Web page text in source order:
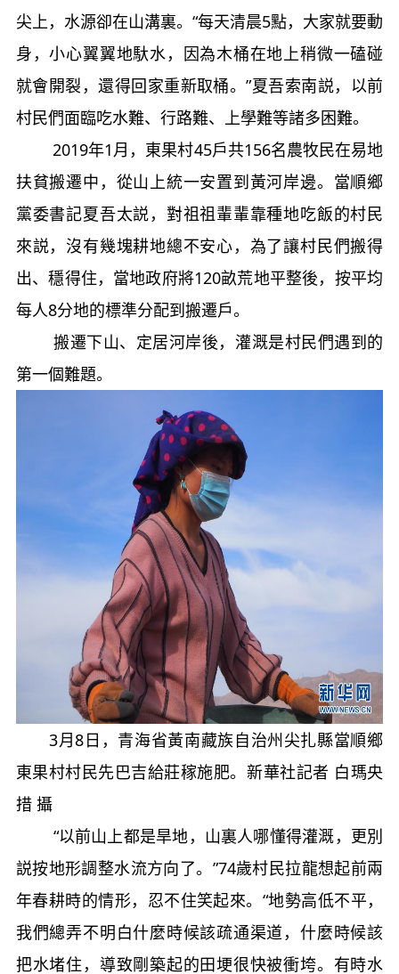
尖上，水源卻在山溝裏。“每天清晨5點，大家就要動
身，小心翼翼地馱水，因為木桶在地上稍微一磕碰
就會開裂，還得回家重新取桶。”夏吾索南説，以前
村民們面臨吃水難、行路難、上學難等諸多困難。
2019年1月，東果村45戶共156名農牧民在易地
扶貧搬遷中，從山上統一安置到黃河岸邊。當順鄉
黨委書記夏吾太説，對祖祖輩輩靠種地吃飯的村民
來説，沒有幾塊耕地總不安心，為了讓村民們搬得
出、穩得住，當地政府將120畝荒地平整後，按平均
每人8分地的標準分配到搬遷戶。
搬遷下山、定居河岸後，灌溉是村民們遇到的
第一個難題。
3月8日，青海省黃南藏族自治州尖扎縣當順鄉
東果村村民先巴吉給莊稼施肥。新華社記者 白瑪央
措 攝
“以前山上都是旱地，山裏人哪懂得灌溉，更別
説按地形調整水流方向了。”74歲村民拉龍想起前兩
年春耕時的情形，忍不住笑起來。“地勢高低不平，
我們總弄不明白什麼時候該疏通渠道，什麼時候該
把水堵住，導致剛築起的田埂很快被衝垮。有時水